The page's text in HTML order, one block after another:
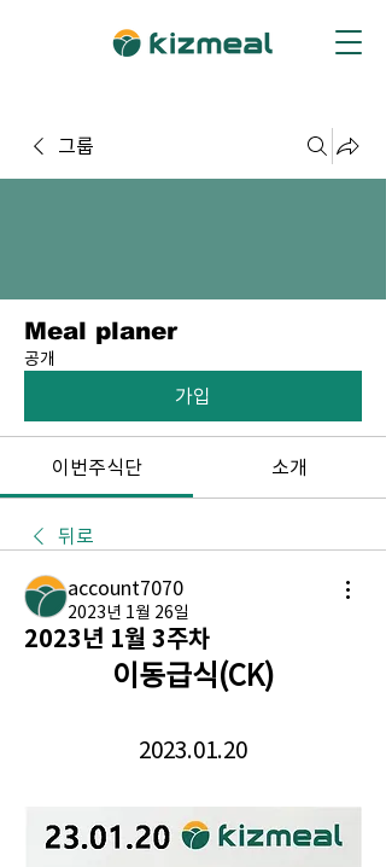
그룹
Meal planer
공개
가입
이번주식단 소개
뒤로
account7070
2023년 1월 26일
2023년 1월 3주차
이동급식(CK)
2023.01.20